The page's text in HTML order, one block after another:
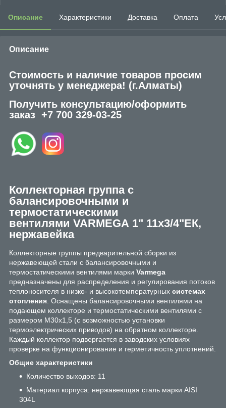
Описание Характеристики Доставка Оплата
Описание
Стоимость и наличие товаров просим
уточнять у менеджера! (г.Алматы)
Получить консультацию/оформить
заказ +7 700 329-03-25
Коллекторная группа с
балансировочными и
термостатическими
вентилями VARMEGA 1" 11х3/4"ЕК,
нержавейка
Коллекторные группы предварительной сборки из
нержавеющей стали с балансировочными и
термостатическими вентилями марки Varmega
предназначены для распределения и регулирования потоков
теплоносителя в низко- и высокотемпературных системах
отопления . Оснащены балансировочными вентилями на
подающем коллекторе и термостатическими вентилями с
размером M30x1,5 (с возможностью установки
термоэлектрических приводов) на обратном коллекторе.
Каждый коллектор подвергается в заводских условиях
проверке на функционирование и герметичность уплотнений.
Общие характеристики
Количество выходов: 11
Материал корпуса: нержавеющая сталь марки AISI
304L